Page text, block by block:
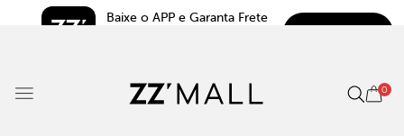
Baixe o APP e Garanta Frete
0